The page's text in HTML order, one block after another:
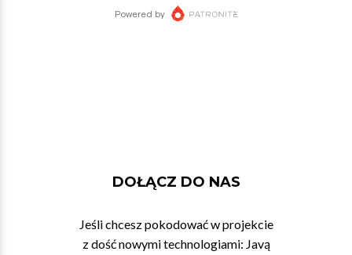
DOŁĄCZ DO NAS
Jeśli chcesz pokodować w projekcie
z dość nowymi technologiami: Javą